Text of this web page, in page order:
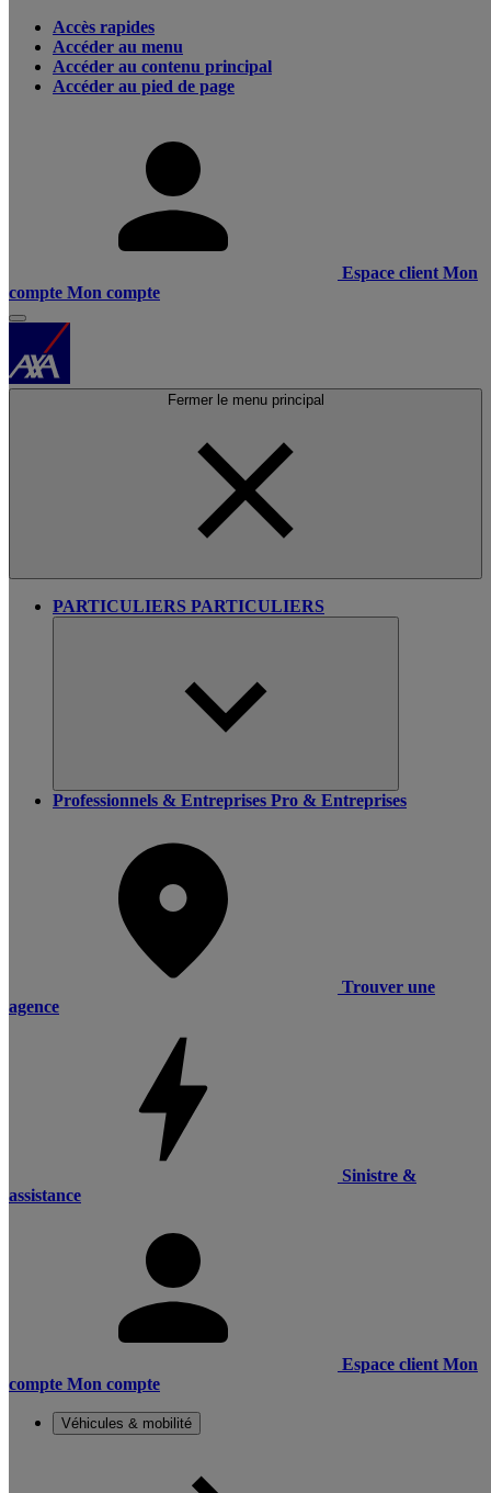
Accès rapides
Accéder au menu
Accéder au contenu principal
Accéder au pied de page
Espace client Mon
compte Mon compte
Fermer le menu principal
PARTICULIERS PARTICULIERS
Professionnels & Entreprises Pro & Entreprises
Trouver une
agence
Sinistre &
assistance
Espace client Mon
compte Mon compte
Véhicules & mobilité